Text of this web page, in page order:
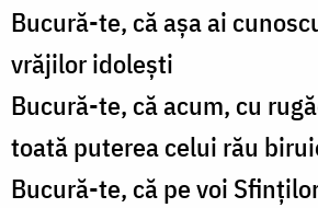
Bucură-te, că așa ai
vrăjilor idolești
Bucură-te, că acum, cu
toată puterea celui rău
Bucură-te, că pe voi